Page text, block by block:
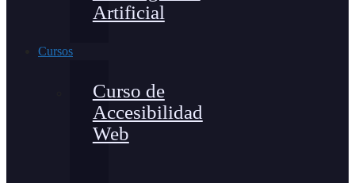
Artificial
Cursos
Curso de
Accesibilidad
Web